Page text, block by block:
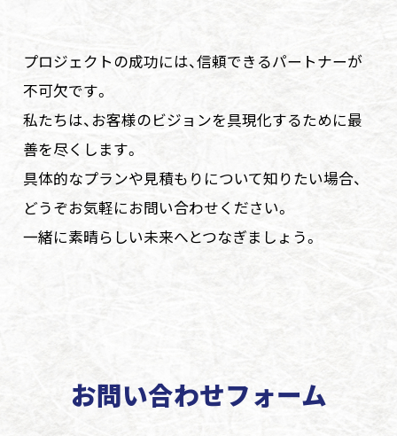
プロジェクトの成功には、信頼できるパートナーが
不可欠です。
私たちは、お客様のビジョンを具現化するために最
善を尽くします。
具体的なプランや見積もりについて知りたい場合、
どうぞお気軽にお問い合わせください。
一緒に素晴らしい未来へとつなぎましょう。
お問い合わせフォーム